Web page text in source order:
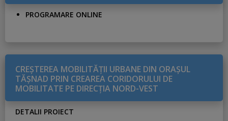
PROGRAMARE ONLINE
CREŞTEREA MOBILITĂŢII URBANE DIN ORAŞUL
TĂŞNAD PRIN CREAREA CORIDORULUI DE
MOBILITATE PE DIRECŢIA NORD-VEST
DETALII PROIECT